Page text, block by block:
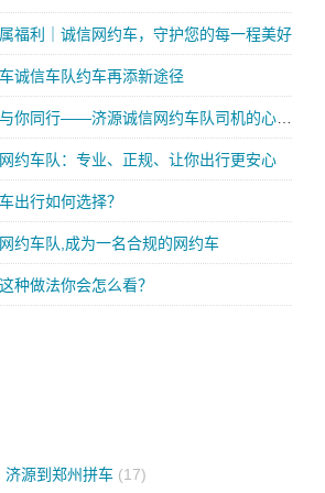
福利｜诚信网约车，守护您的每一程美好
诚信车队约车再添新途径
约车队：专业、正规、让你出行更安心
出行如何选择？
约车队,成为一名合规的网约车
种做法你会怎么看？
济源到郑州拼车 (17)